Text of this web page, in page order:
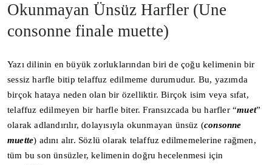
Okunmayan Ünsüz Harfler (Une
consonne finale muette)
Yazı dilinin en büyük zorluklarından biri de çoğu kelimenin bir
sessiz harfle bitip telaffuz edilmeme durumudur. Bu, yazımda
birçok hataya neden olan bir özelliktir. Birçok isim veya sıfat,
telaffuz edilmeyen bir harfle biter. Fransızcada bu harfler “muet”
olarak adlandırılır, dolayısıyla okunmayan ünsüz (consonne
muette) adını alır. Sözlü olarak telaffuz edilmemelerine rağmen,
tüm bu son ünsüzler, kelimenin doğru hecelenmesi için